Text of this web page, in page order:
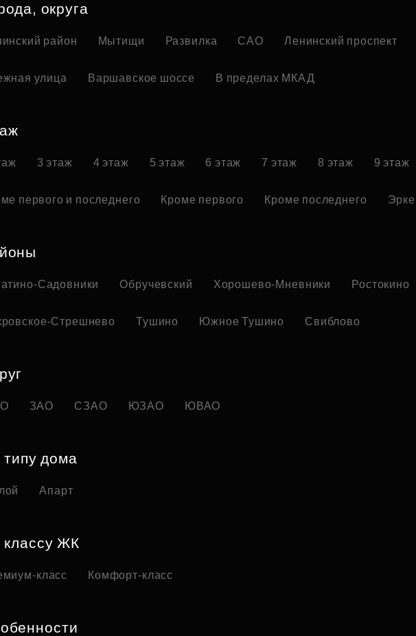
округа
район Мытищи Развилка САО Ленинский проспект
улица Варшавское шоссе В пределах МКАД
3 этаж 4 этаж 5 этаж 6 этаж 7 этаж 8 этаж 9 этаж
первого и последнего Кроме первого Кроме последнего
Садовники Обручевский Хорошево-Мневники Ростокино
Стрешнево Тушино Южное Тушино Свиблово
ЗАО СЗАО ЮЗАО ЮВАО
типу дома
Апарт
классу ЖК
класс Комфорт-класс